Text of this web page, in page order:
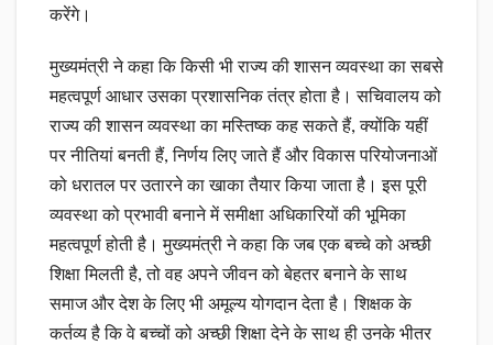
करेंगे।
मुख्यमंत्री ने कहा कि किसी भी राज्य की शासन व्यवस्था का सबसे
महत्वपूर्ण आधार उसका प्रशासनिक तंत्र होता है। सचिवालय को
राज्य की शासन व्यवस्था का मस्तिष्क कह सकते हैं, क्योंकि यहीं
पर नीतियां बनती हैं, निर्णय लिए जाते हैं और विकास परियोजनाओं
को धरातल पर उतारने का खाका तैयार किया जाता है। इस पूरी
व्यवस्था को प्रभावी बनाने में समीक्षा अधिकारियों की भूमिका
महत्वपूर्ण होती है। मुख्यमंत्री ने कहा कि जब एक बच्चे को अच्छी
शिक्षा मिलती है, तो वह अपने जीवन को बेहतर बनाने के साथ
समाज और देश के लिए भी अमूल्य योगदान देता है। शिक्षक के
कर्तव्य है कि वे बच्चों को अच्छी शिक्षा देने के साथ ही उनके भीतर